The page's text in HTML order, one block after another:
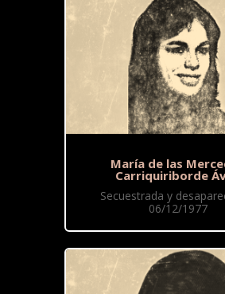
María de las
Carriquiriborde
Secuestrada y
06/12/1977